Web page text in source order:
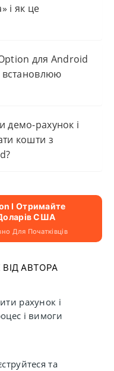
і як це
для Android
встановлюю
демо-рахунок і
кошти з
І Отримайте
США
Для Початківців
ВІД АВТОРА
рахунок і
і вимоги
та